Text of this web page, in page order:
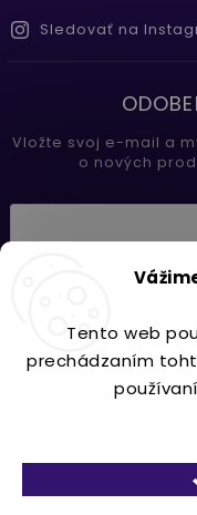
Tento web
prechádzaním
Sledovať na
Vložte svoj e-mail a
o nových
Copyright 2026
VytvořilShoptet| Design